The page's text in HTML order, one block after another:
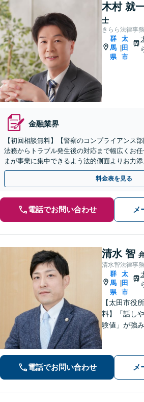
木村 就
士
きらら法律事
群
馬
県
太
田
市
金融業界
【初回相談無料】【警察のコンプライアンス
法務からトラブル発生後の対応まで幅広くお
まが事業に集中できるよう法的側面よりお力添
作成、企業間トラブル、労使問題、不祥事対
料金表を見る
電話でお問い合わせ メ
清水 智
清水智法律事
群
馬
県
太
田
市
【太田市役
料】「話し
験値」が強
心がけてい
件、医療問
応可】
電話でお問い合わせ メ